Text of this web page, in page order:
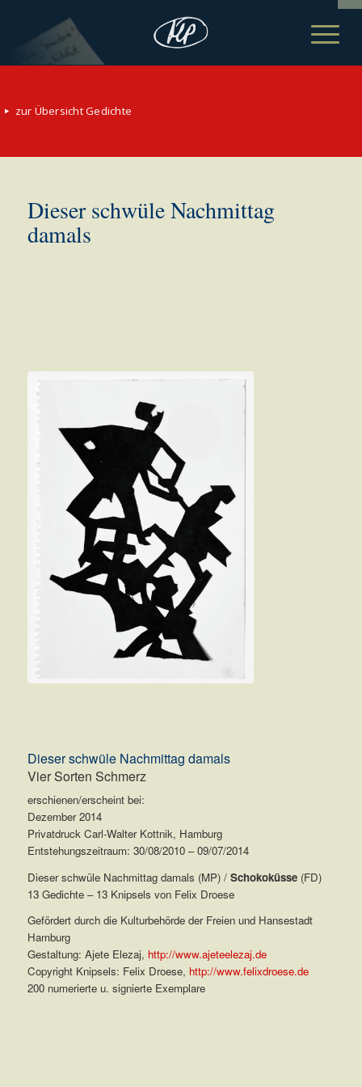
zur Übersicht Gedichte
Dieser schwüle Nachmittag
damals
Dieser schwüle Nachmittag damals
Vier Sorten Schmerz
erschienen/erscheint bei:
Dezember 2014
Privatdruck Carl-Walter Kottnik, Hamburg
Entstehungszeitraum: 30/08/2010 – 09/07/2014
Dieser schwüle Nachmittag damals (MP) /Schokoküsse(FD)
13 Gedichte – 13 Knipsels von Felix Droese
Gefördert durch die Kulturbehörde der Freien und Hansestadt
Hamburg
Gestaltung: Ajete Elezaj, http://www.ajeteelezaj.de
Copyright Knipsels: Felix Droese, http://www.felixdroese.de
200 numerierte u. signierte Exemplare